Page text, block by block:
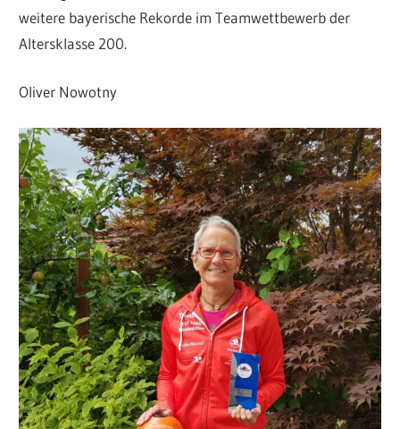
weitere bayerische Rekorde im Teamwettbewerb der
Altersklasse 200.
Oliver Nowotny